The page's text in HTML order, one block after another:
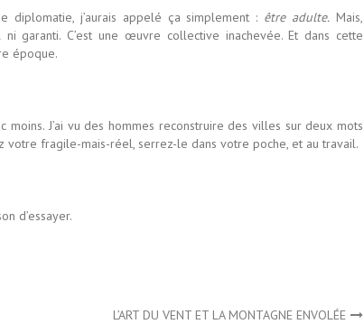
j’aurais appelé ça simplement : être adulte. Mais,
ni garanti. C’est une œuvre collective inachevée. Et dans cette
époque.
moins. J’ai vu des hommes reconstruire des villes sur deux mots
votre fragile-mais-réel, serrez-le dans votre poche, et au travail.
d’essayer.
L’ART DU VENT ET LA MONTAGNE ENVOLÉE